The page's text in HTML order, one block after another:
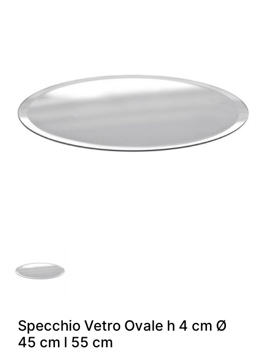
Specchio Vetro Ovale h 4 cm Ø
45 cm l 55 cm